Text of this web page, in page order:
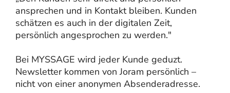
ansprechen und in Kontakt bleiben. Kunden
schätzen es auch in der digitalen Zeit,
persönlich angesprochen zu werden."
Bei MYSSAGE wird jeder Kunde geduzt.
Newsletter kommen von Joram persönlich –
nicht von einer anonymen Absenderadresse.